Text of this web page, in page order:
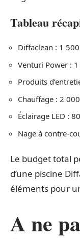
Tableau
Diffaclean : 1
Venturi Power :
Produits
Chauffage : 2
Éclairage LED :
Nage à contre-
Le budget total
d’une piscine
éléments pour
A ne